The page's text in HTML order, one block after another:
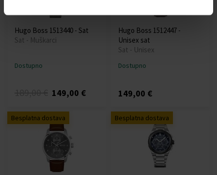
Hugo Boss 1513440 - Sat
Sat - Muškarci
Dostupno
149,00 €
Hugo Boss 1512447 -
Unisex sat
Sat - Unisex
Dostupno
149,00 €
Besplatna dostava Besplatna dostava